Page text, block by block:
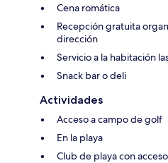
Cena romática
Recepción gratuita
dirección
Servicio a la habitación
Snack bar o deli
Actividades
Acceso a campo de golf
En la playa
Club de playa con